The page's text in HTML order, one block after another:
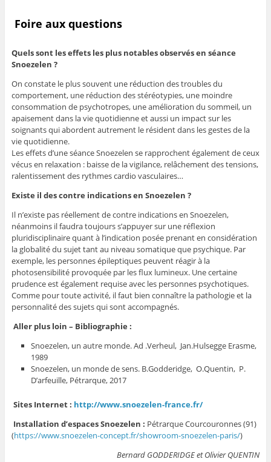
Foire aux questions
Quels sont les effets les plus notables observés en séance
Snoezelen ?
On constate le plus souvent une réduction des troubles du
comportement, une réduction des stéréotypies, une moindre
consommation de psychotropes, une amélioration du sommeil, un
apaisement dans la vie quotidienne et aussi un impact sur les
soignants qui abordent autrement le résident dans les gestes de la
vie quotidienne.
Les effets d’une séance Snoezelen se rapprochent également de ceux
vécus en relaxation : baisse de la vigilance, relâchement des tensions,
ralentissement des rythmes cardio vasculaires…
Existe il des contre indications en Snoezelen ?
Il n’existe pas réellement de contre indications en Snoezelen,
néanmoins il faudra toujours s’appuyer sur une réflexion
pluridisciplinaire quant à l’indication posée prenant en considération
la globalité du sujet tant au niveau somatique que psychique. Par
exemple, les personnes épileptiques peuvent réagir à la
photosensibilité provoquée par les flux lumineux. Une certaine
prudence est également requise avec les personnes psychotiques.
Comme pour toute activité, il faut bien connaître la pathologie et la
personnalité des sujets qui sont accompagnés.
Aller plus loin – Bibliographie :
Snoezelen, un autre monde. Ad .Verheul, Jan.Hulsegge Erasme,
1989
Snoezelen, un monde de sens. B.Godderidge, O.Quentin, P.
D’arfeuille, Pétrarque, 2017
Sites Internet : http://www.snoezelen-france.fr/
Installation d’espaces Snoezelen : Pétrarque Courcouronnes (91)
(https://www.snoezelen-concept.fr/showroom-snoezelen-paris/)
Bernard GODDERIDGE et Olivier QUENTIN